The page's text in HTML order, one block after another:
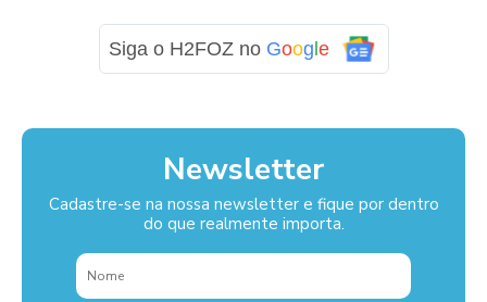
Siga o H2FOZ no Google
Newsletter
Cadastre-se na nossa newsletter e fique por dentro
do que realmente importa.